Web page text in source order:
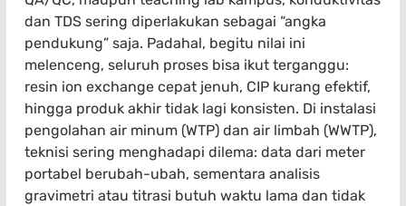
dan TDS sering diperlakukan sebagai “angka
pendukung” saja. Padahal, begitu nilai ini
melenceng, seluruh proses bisa ikut terganggu:
resin ion exchange cepat jenuh, CIP kurang efektif,
hingga produk akhir tidak lagi konsisten. Di instalasi
pengolahan air minum (WTP) dan air limbah (WWTP),
teknisi sering menghadapi dilema: data dari meter
portabel berubah-ubah, sementara analisis
gravimetri atau titrasi butuh waktu lama dan tidak